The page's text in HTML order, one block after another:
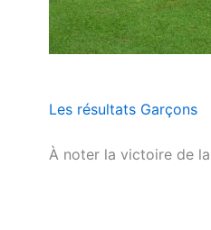
Les résultats Garçons
À noter la victoire de